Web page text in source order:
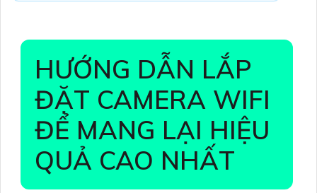
HƯỚNG DẪN LẮP
ĐẶT CAMERA WIFI
ĐỂ MANG LẠI HIỆU
QUẢ CAO NHẤT